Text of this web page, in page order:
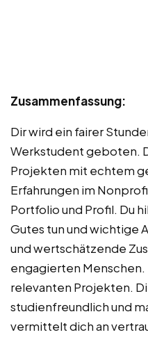
Zusammenfassung:
Dir wird ein fairer
Werkstudent geboten.
Projekten mit echtem
Erfahrungen im
Portfolio und Profil. Du
Gutes tun und wichtige
und wertschätzende
engagierten
relevanten Projekten.
studienfreundlich und
vermittelt dich an